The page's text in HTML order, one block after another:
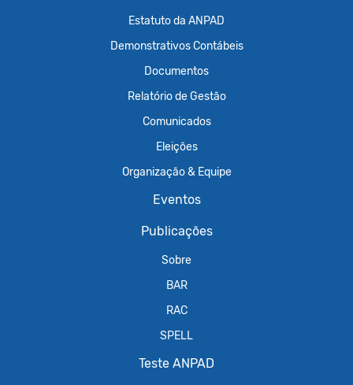
Estatuto da ANPAD
Demonstrativos Contábeis
Documentos
Relatório de Gestão
Comunicados
Eleições
Organização & Equipe
Eventos
Publicações
Sobre
BAR
RAC
SPELL
Teste ANPAD